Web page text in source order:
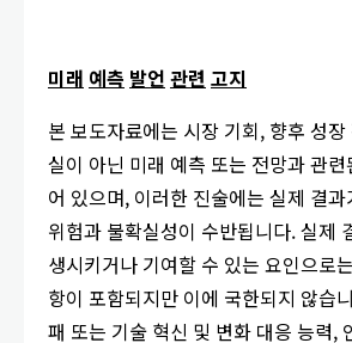
미래 예측 발언 관련 고지
본 보도자료에는 시장 기회, 향후 성
실이 아닌 미래 예측 또는 전망과 관
어 있으며, 이러한 진술에는 실제 결
위험과 불확실성이 수반됩니다. 실제
생시키거나 기여할 수 있는 요인으로
항이 포함되지만 이에 국한되지 않습
패 또는 기술 혁신 및 변화 대응 능력,